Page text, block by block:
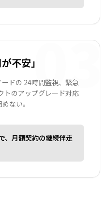
03
不安」
ドの 24時間監視、緊急
トのアップグレード対応
ない。
、月額契約の継続伴走